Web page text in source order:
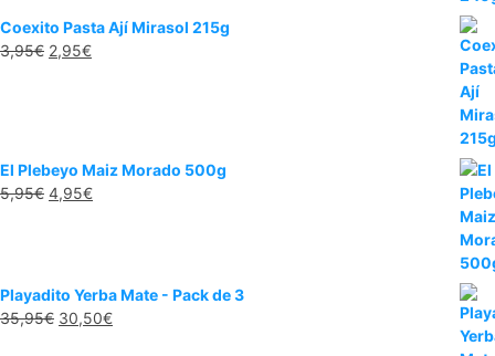
Coexito Pasta Ají Mirasol 215g
3,95€ 2,95€
El Plebeyo Maiz Morado 500g
5,95€ 4,95€
Playadito Yerba Mate - Pack de 3
35,95€ 30,50€